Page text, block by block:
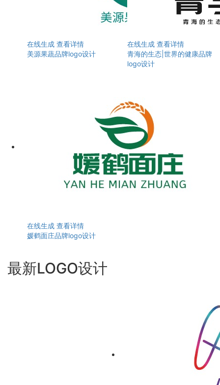
在线生成 查看详情
美源果蔬品牌logo设计
在线生成 查看详情
青海的生态|世界的健康品牌
logo设计
在线生成 查看详情
媛鹤面庄品牌logo设计
最新LOGO设计